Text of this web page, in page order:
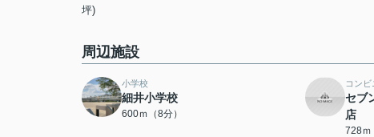
坪)
周辺施設
小学校
細井小学校
600ｍ（8分）
コン
セブ
店
728ｍ